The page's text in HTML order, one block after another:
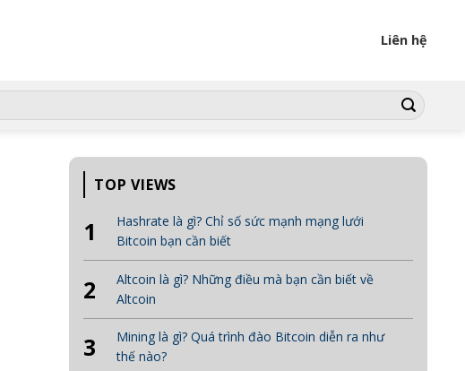
Liên hệ
TOP VIEWS
1
Hashrate là gì? Chỉ số sức mạnh mạng lưới
Bitcoin bạn cần biết
2
Altcoin là gì? Những điều mà bạn cần biết về
Altcoin
3
Mining là gì? Quá trình đào Bitcoin diễn ra như
thế nào?